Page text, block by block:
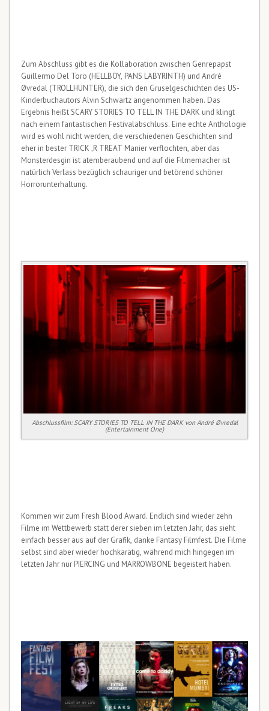
Zum Abschluss gibt es die Kollaboration zwischen Genrepapst
Guillermo Del Toro (HELLBOY, PANS LABYRINTH) und André
Øvredal (TROLLHUNTER), die sich den Gruselgeschichten des US-
Kinderbuchautors Alvin Schwartz angenommen haben. Das
Ergebnis heißt SCARY STORIES TO TELL IN THE DARK und klingt
nach einem fantastischen Festivalabschluss. Eine echte Anthologie
wird es wohl nicht werden, die verschiedenen Geschichten sind
eher in bester TRICK ‚R TREAT Manier verflochten, aber das
Monsterdesgin ist atemberaubend und auf die Filmemacher ist
natürlich Verlass bezüglich schauriger und betörend schöner
Horrorunterhaltung.
Abschlussfilm: SCARY STORIES TO TELL IN THE DARK von André Øvredal
(Entertainment One)
Kommen wir zum Fresh Blood Award. Endlich sind wieder zehn
Filme im Wettbewerb statt derer sieben im letzten Jahr, das sieht
einfach besser aus auf der Grafik, danke Fantasy Filmfest. Die Filme
selbst sind aber wieder hochkarätig, während mich hingegen im
letzten Jahr nur PIERCING und MARROWBONE begeistert haben.